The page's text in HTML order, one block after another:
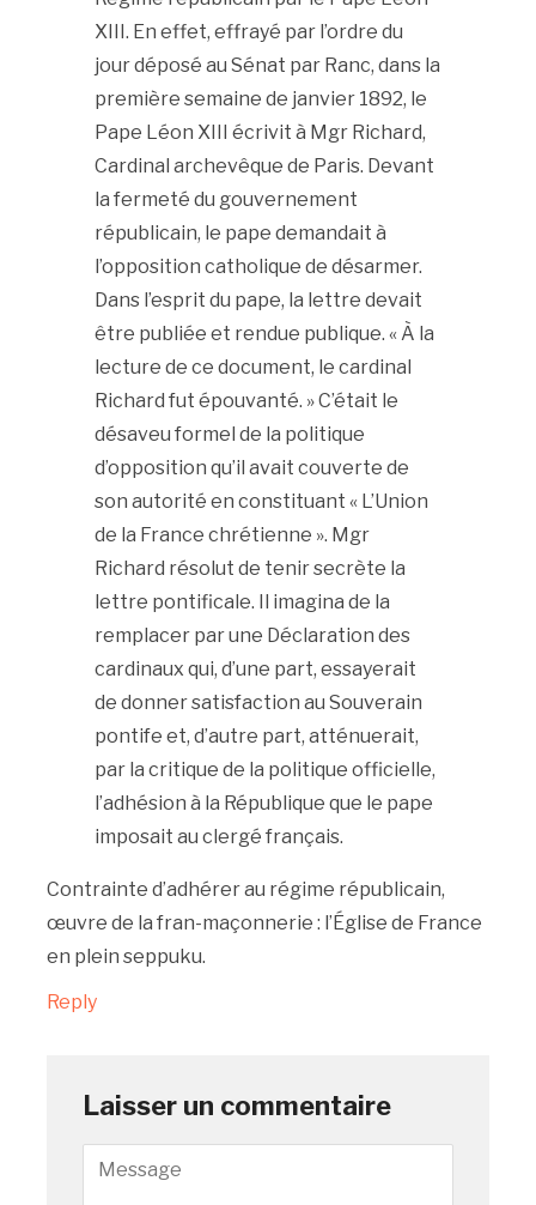
XIII. En effet, effrayé par l’ordre du
jour déposé au Sénat par Ranc, dans la
première semaine de janvier 1892, le
Pape Léon XIII écrivit à Mgr Richard,
Cardinal archevêque de Paris. Devant
la fermeté du gouvernement
républicain, le pape demandait à
l’opposition catholique de désarmer.
Dans l’esprit du pape, la lettre devait
être publiée et rendue publique. « À la
lecture de ce document, le cardinal
Richard fut épouvanté. » C’était le
désaveu formel de la politique
d’opposition qu’il avait couverte de
son autorité en constituant « L’Union
de la France chrétienne ». Mgr
Richard résolut de tenir secrète la
lettre pontificale. Il imagina de la
remplacer par une Déclaration des
cardinaux qui, d’une part, essayerait
de donner satisfaction au Souverain
pontife et, d’autre part, atténuerait,
par la critique de la politique officielle,
l’adhésion à la République que le pape
imposait au clergé français.
Contrainte d’adhérer au régime républicain,
œuvre de la fran-maçonnerie : l’Église de France
en plein seppuku.
Reply
Laisser un commentaire